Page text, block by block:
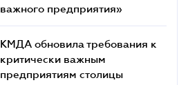
важного предприятия»
КМДА обновила требования к
критически важным
предприятиям столицы